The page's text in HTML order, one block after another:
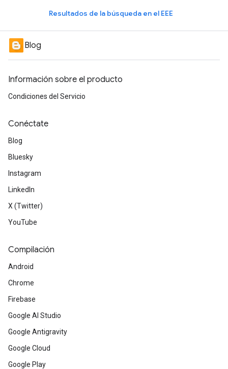
Resultados de la búsqueda en el EEE
Blog
Información sobre el producto
Condiciones del Servicio
Conéctate
Blog
Bluesky
Instagram
LinkedIn
X (Twitter)
YouTube
Compilación
Android
Chrome
Firebase
Google AI Studio
Google Antigravity
Google Cloud
Google Play